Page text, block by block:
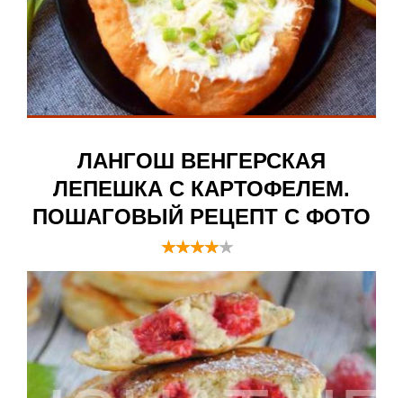
ЛАНГОШ ВЕНГЕРСКАЯ
ЛЕПЕШКА С КАРТОФЕЛЕМ.
ПОШАГОВЫЙ РЕЦЕПТ С ФОТО